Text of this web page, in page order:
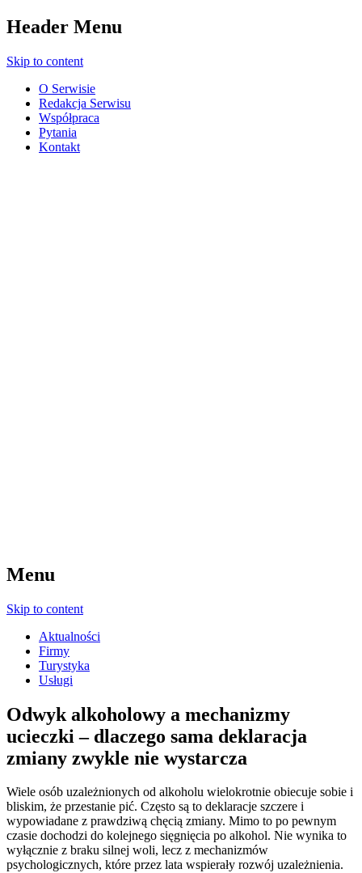
Header Menu
Skip to content
O Serwisie
Redakcja Serwisu
Współpraca
Pytania
Kontakt
Menu
Skip to content
Aktualności
Firmy
Turystyka
Usługi
Odwyk alkoholowy a mechanizmy
ucieczki – dlaczego sama deklaracja
zmiany zwykle nie wystarcza
Wiele osób uzależnionych od alkoholu wielokrotnie obiecuje sobie i
bliskim, że przestanie pić. Często są to deklaracje szczere i
wypowiadane z prawdziwą chęcią zmiany. Mimo to po pewnym
czasie dochodzi do kolejnego sięgnięcia po alkohol. Nie wynika to
wyłącznie z braku silnej woli, lecz z mechanizmów
psychologicznych, które przez lata wspierały rozwój uzależnienia.